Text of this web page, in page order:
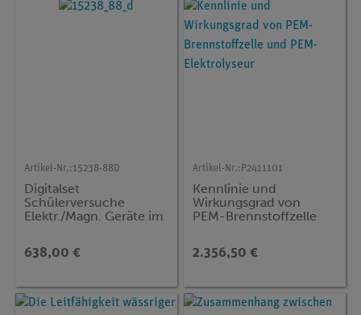
Artikel-Nr.:15238-88D
Digitalset
Schülerversuche
Elektr./Magn. Geräte im
TESS beginner Natur
und Technik NT-EMG
638,00 €
Artikel-Nr.: P2411101
Kennlinie und
Wirkungsgrad von
PEM-Brennstoffzelle
2.356,50 €